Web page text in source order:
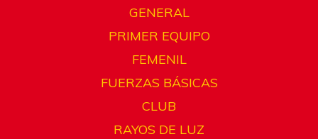
GENERAL
PRIMER EQUIPO
FEMENIL
FUERZAS BÁSICAS
CLUB
RAYOS DE LUZ